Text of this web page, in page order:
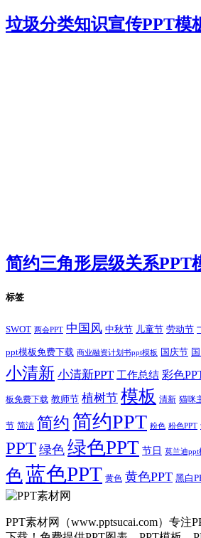
垃圾分类知识宣传PPT模
简约三角形层级关系PPT
标签
SWOT 两会PPT 中国风 中秋节 儿童节 劳动节
ppt模板免费下载 商业融资计划书ppt模板 国庆节
小清新 小清新PPT 工作总结 彩色
板免费下载 教师节 植树节 模板 清新 猫咪
节 简洁 简约 简约PPT 粉色 粉色PPT
PPT 绿色 绿色PPT 节日 莫兰迪ppt
色蓝色PPT 黄色 黄色PPT 黑白
PPT素材网（www.pptsucai.com）专注